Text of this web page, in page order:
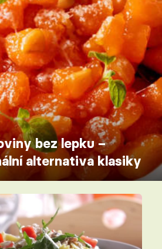
bez lepku –
alternativa klasiky